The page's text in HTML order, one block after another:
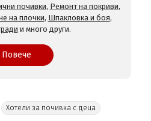
почивки, Ремонт на покриви,
на плочки, Шпакловка и боя,
и много други.
Повече
Хотели за почивка с деца